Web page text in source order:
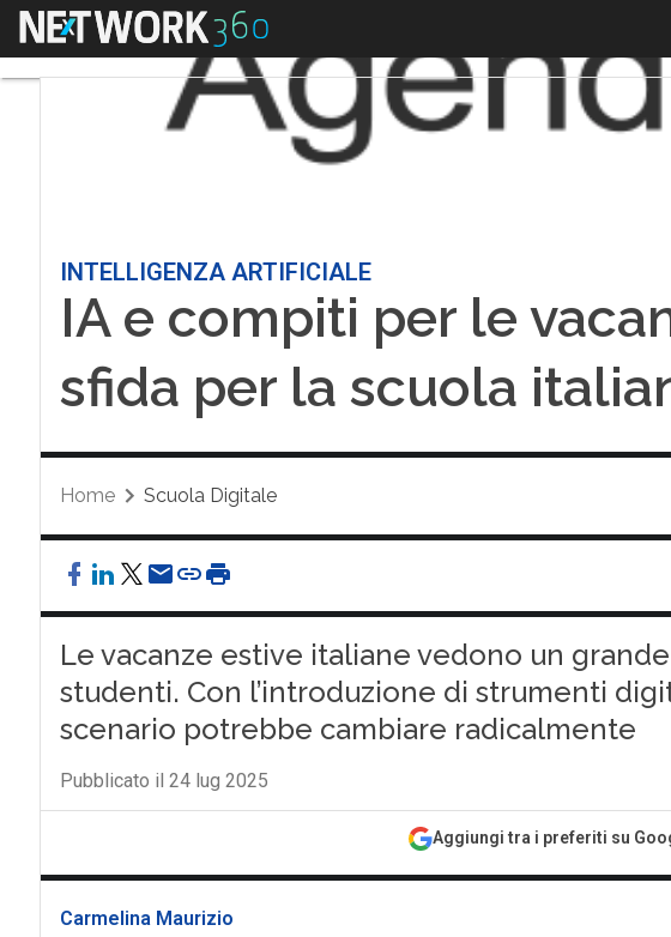
Menu
INTELLIGENZA ARTIFICIALE
IA e compiti per le
sfida per la scuola
Home Scuola Digitale
Le vacanze estive italiane vedono un
studenti. Con l’introduzione di strumenti
scenario potrebbe cambiare radicalmente
Pubblicato il 24 lug 2025
Aggiungi tra i preferiti su
Carmelina Maurizio